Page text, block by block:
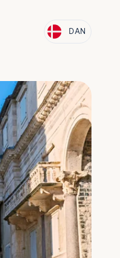
DAN